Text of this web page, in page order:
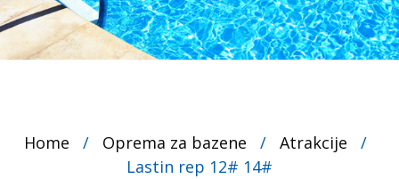
Home / Oprema za bazene / Atrakcije
/
Lastin rep 12# 14#